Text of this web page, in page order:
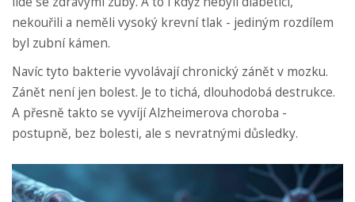
nekouřili a neměli vysoký krevní tlak - jediným rozdílem
byl zubní kámen.
Navíc tyto bakterie vyvolávají chronický zánět v mozku.
Zánět není jen bolest. Je to tichá, dlouhodobá destrukce.
A přesně takto se vyvíjí Alzheimerova choroba -
postupně, bez bolesti, ale s nevratnými důsledky.